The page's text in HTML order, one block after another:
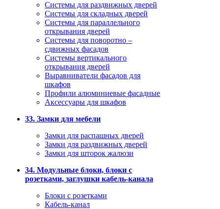
Системы для раздвижных дверей
Системы для складных дверей
Системы для параллельного
открывания дверей
Системы для поворотно –
сдвижных фасадов
Системы вертикального
открывания дверей
Выравниватели фасадов для
шкафов
Профили алюминиевые фасадные
Аксессуары для шкафов
33. Замки для мебели
Замки для распашных дверей
Замки для раздвижных дверей
Замки для шторок жалюзи
34. Модульные блоки, блоки с
розетками, заглушки кабель-канала
Блоки с розетками
Кабель-канал